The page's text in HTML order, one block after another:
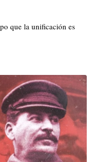
que la unificación es